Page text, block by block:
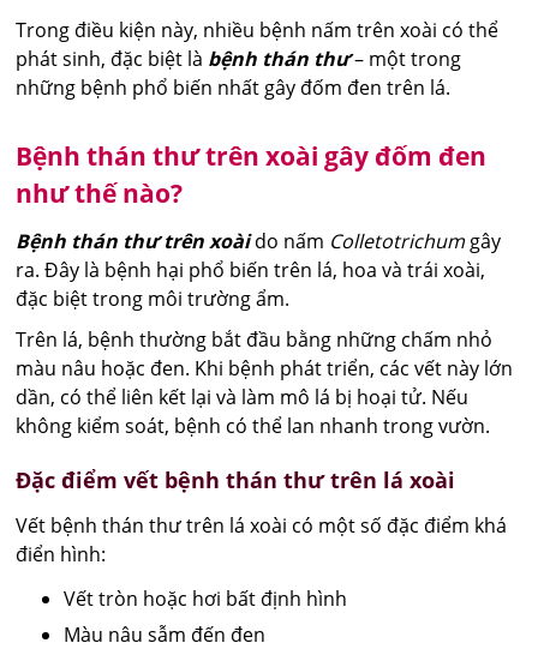
Trong điều kiện này, nhiều bệnh nấm trên xoài có thể
phát sinh, đặc biệt là bệnh thán thư– một trong
những bệnh phổ biến nhất gây đốm đen trên lá.
Bệnh thán thư trên xoài gây đốm đen
như thế nào?
Bệnh thán thư trên xoàido nấm Colletotrichumgây
ra. Đây là bệnh hại phổ biến trên lá, hoa và trái xoài,
đặc biệt trong môi trường ẩm.
Trên lá, bệnh thường bắt đầu bằng những chấm nhỏ
màu nâu hoặc đen. Khi bệnh phát triển, các vết này lớn
dần, có thể liên kết lại và làm mô lá bị hoại tử. Nếu
không kiểm soát, bệnh có thể lan nhanh trong vườn.
Đặc điểm vết bệnh thán thư trên lá xoài
Vết bệnh thán thư trên lá xoài có một số đặc điểm khá
điển hình:
Vết tròn hoặc hơi bất định hình
Màu nâu sẫm đến đen